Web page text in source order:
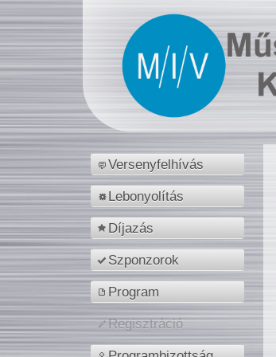
Versenyfelhívás
Lebonyolítás
Díjazás
Szponzorok
Program
Regisztráció